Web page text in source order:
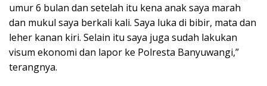
umur 6 bulan dan setelah itu kena anak saya marah
dan mukul saya berkali kali. Saya luka di bibir, mata dan
leher kanan kiri. Selain itu saya juga sudah lakukan
visum ekonomi dan lapor ke Polresta Banyuwangi,”
terangnya.